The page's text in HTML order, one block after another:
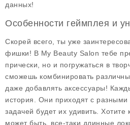
данных!
Особенности геймплея и
Скорей всего, ты уже
фишки! В My Beauty Salon тебе
прически, но и погружаться в
сможешь комбинировать
даже добавлять аксессуары!
история. Они приходят с разными
задачей будет их удивить. Хотите
может быть, все-таки длинные